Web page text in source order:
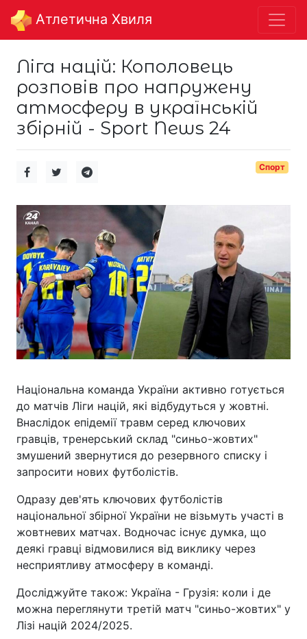
Aтлетична Хвиля
Ліга націй: Кополовець
розповів про напружену
атмосферу в українській
збірній - Sport News 24
Спорт
Національна команда України активно готується
до матчів Ліги націй, які відбудуться у жовтні.
Внаслідок епідемії травм серед ключових
гравців, тренерський склад "синьо-жовтих"
змушений звернутися до резервного списку і
запросити нових футболістів.
Одразу дев'ять ключових футболістів
національної збірної України не візьмуть участі в
жовтневих матчах. Водночас існує думка, що
деякі гравці відмовилися від виклику через
несприятливу атмосферу в команді.
Досліджуйте також: Україна - Грузія: коли і де
можна переглянути третій матч "синьо-жовтих" у
Лізі націй 2024/2025.